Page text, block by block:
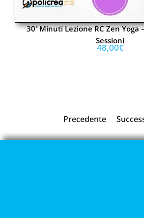
30′ Minuti Lezione RC Zen Yoga
Sessioni
48,00€
Precedente